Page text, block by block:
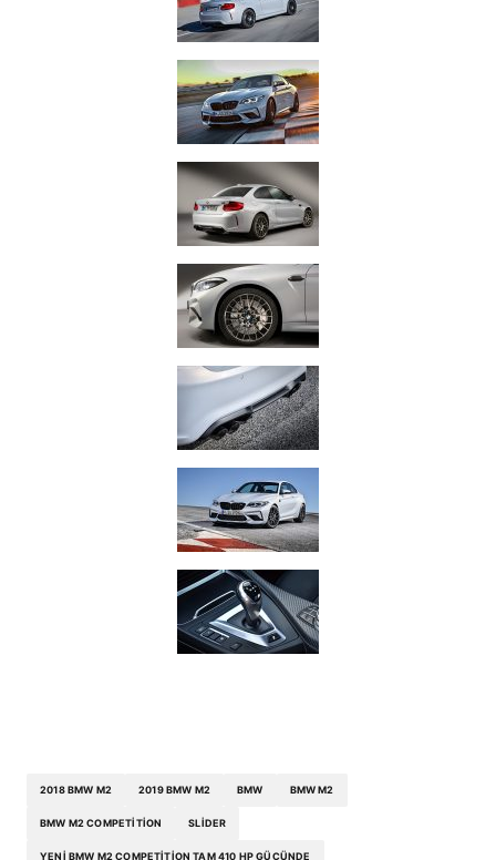
2018 BMW M2 2019 BMW M2 BMW BMW M2
BMW M2 COMPETITION SLIDER
YENI BMW M2 COMPETITION TAM 410 HP GÜCÜNDE